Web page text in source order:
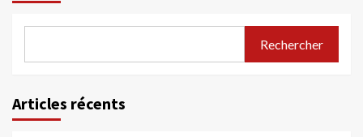
Rechercher
Articles récents